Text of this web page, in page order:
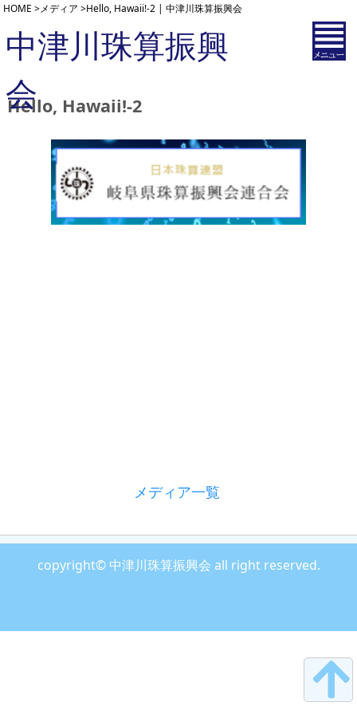
HOME >メディア >Hello, Hawaii!-2 | 中津川珠算振興会
中津川珠算振興
会
Hello, Hawaii!-2
メディア一覧
copyright© 中津川珠算振興会 all right reserved.